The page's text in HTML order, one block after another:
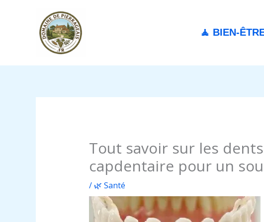
🧘 BIEN-
Tout savoir sur les
capdentaire pour un
/ 🌿 Santé